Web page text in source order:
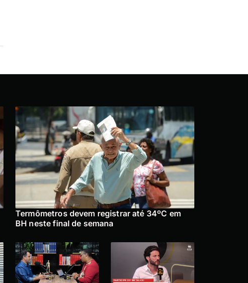
Termômetros devem registrar até 34ºC em
BH neste final de semana